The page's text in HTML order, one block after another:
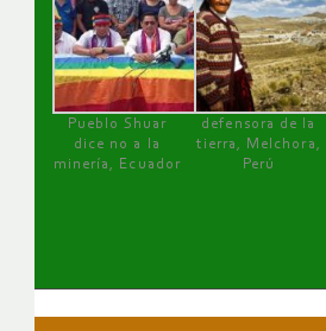
Pueblo Shuar
dice no a la
minería, Ecuador
defensora de la
tierra, Melchora,
Perú